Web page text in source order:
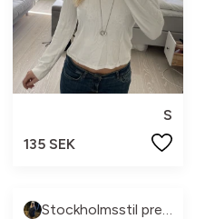
S
135 SEK
Stockholmsstil pre-loved🩷